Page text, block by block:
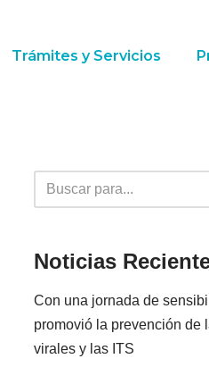
Trámites y Servicios
Noticias
Con una jornada de
promovió la prevención de
virales y las ITS